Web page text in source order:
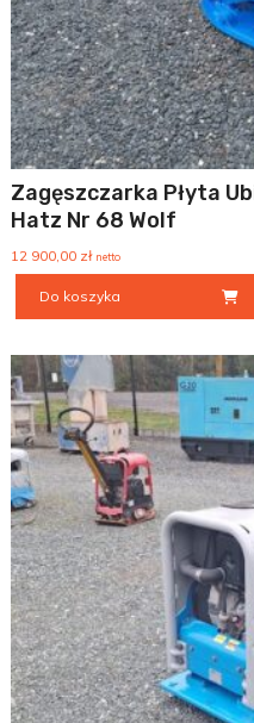
Zagęszczarka Płyta
Hatz Nr 68 Wolf
12 900,00 zł netto
Do koszyka